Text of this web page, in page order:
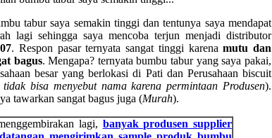
tabur saya semakin tinggi dan tentunya saya mendapat
lagi sehingga saya mencoba terjun menjadi distributor
. Respon pasar ternyata sangat tinggi karena mutu dan
bagus. Mengapa? ternyata bumbu tabur yang saya pakai,
besar yang berlokasi di Pati dan Perusahaan biscuit
tidak bisa menyebut nama karena permintaan Produsen).
tawarkan sangat bagus juga (Murah).
lagi, banyak produsen supplier